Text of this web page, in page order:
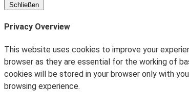
Schließen
Privacy Overview
This website uses cookies to improve your
browser as they are essential for the working of
cookies will be stored in your browser only with
browsing experience.